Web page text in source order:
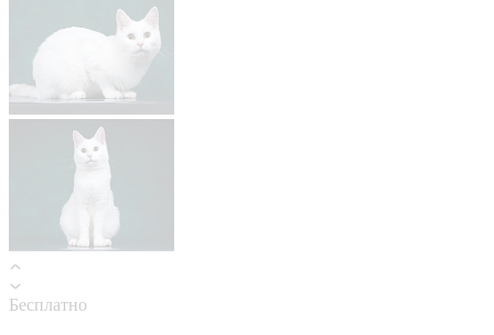
Бесплатно